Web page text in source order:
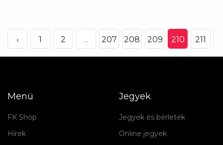
‹ 1 2 ... 207 208 209 210 211
Menü
FK Shop
Hírek
Jegyek
Jegyek és bérletek
Online jegyek